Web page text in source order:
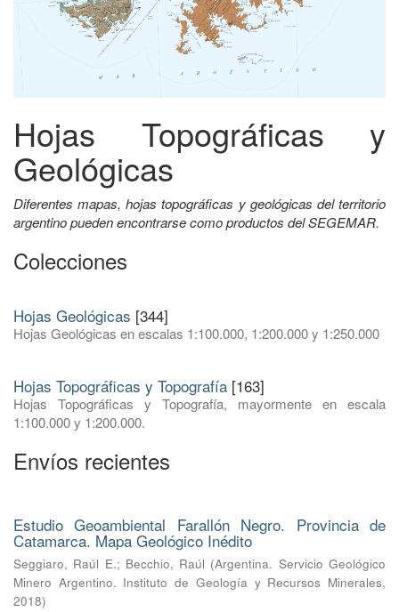
Hojas Topográficas y
Geológicas
Diferentes mapas, hojas topográficas y geológicas del territorio
argentino pueden encontrarse como productos del SEGEMAR.
Colecciones
Hojas Geológicas [344]
Hojas Geológicas en escalas 1:100.000, 1:200.000 y 1:250.000
Hojas Topográficas y Topografía [163]
Hojas Topográficas y Topografía, mayormente en escala
1:100.000 y 1:200.000.
Envíos recientes
Estudio Geoambiental Farallón Negro. Provincia de
Catamarca. Mapa Geológico Inédito
Seggiaro, Raúl E.; Becchio, Raúl (Argentina. Servicio Geológico
Minero Argentino. Instituto de Geología y Recursos Minerales,
2018)